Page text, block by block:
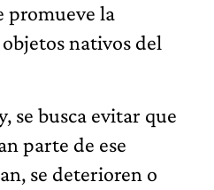
promueve la
nativos del
se busca evitar que
parte de ese
se deterioren o